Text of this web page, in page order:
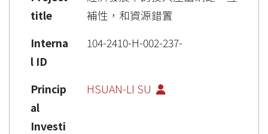
title
補性，和資源錯置
Interna
l ID
104-2410-H-002-237-
Princip
al
Investi
HSUAN-LI SU